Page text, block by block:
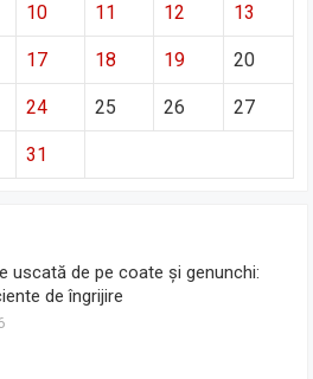
10 11 12 13
17 18 19 20
24 25 26 27
31
uscată de pe coate și genunchi:
de îngrijire